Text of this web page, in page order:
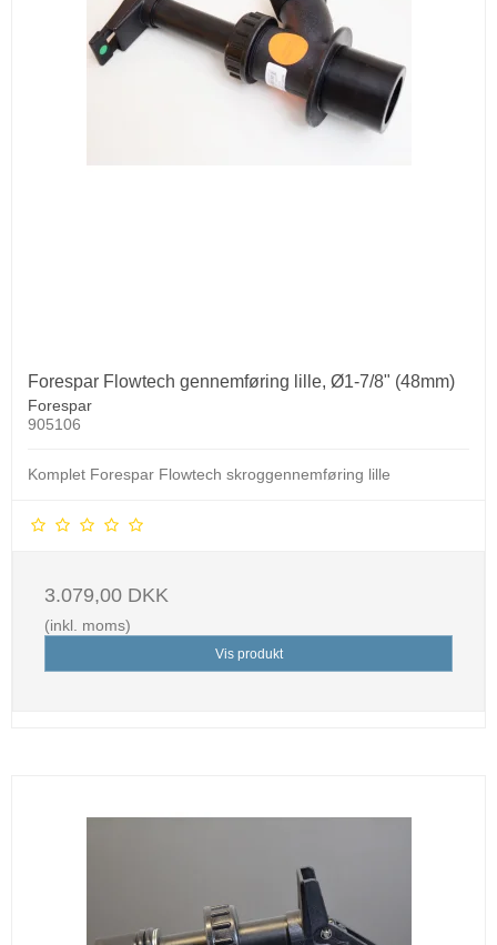
Forespar Flowtech gennemføring lille, Ø1-7/8" (48mm)
Forespar
905106
Komplet Forespar Flowtech skroggennemføring lille
3.079,00 DKK
(inkl. moms)
Vis produkt